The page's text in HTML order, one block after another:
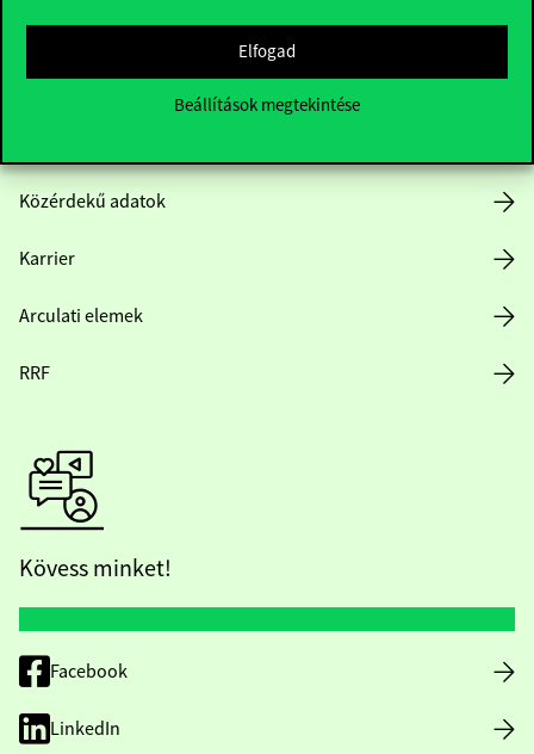
Elfogad
Beállítások megtekintése
Közérdekű adatok
Karrier
Arculati elemek
RRF
Kövess minket!
Facebook
LinkedIn